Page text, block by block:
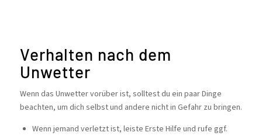
Verhalten nach dem
Unwetter
Wenn das Unwetter vorüber ist, solltest du ein paar Dinge
beachten, um dich selbst und andere nicht in Gefahr zu bringen.
Wenn jemand verletzt ist, leiste Erste Hilfe und rufe ggf.